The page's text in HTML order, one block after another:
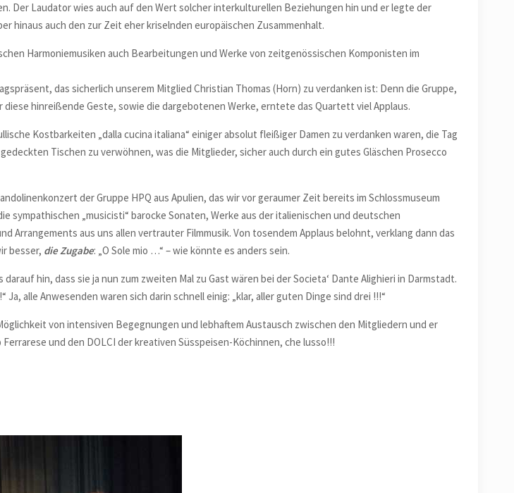
Der Laudator wies auch auf den Wert solcher interkulturellen Beziehungen hin und er legte der
hinaus auch den zur Zeit eher kriselnden europäischen Zusammenhalt.
Harmoniemusiken auch Bearbeitungen und Werke von zeitgenössischen Komponisten im
das sicherlich unserem Mitglied Christian Thomas (Horn) zu verdanken ist: Denn die Gruppe,
hinreißende Geste, sowie die dargebotenen Werke, erntete das Quartett viel Applaus.
Kostbarkeiten „dalla cucina italiana“ einiger absolut fleißiger Damen zu verdanken waren, die Tag
Tischen zu verwöhnen, was die Mitglieder, sicher auch durch ein gutes Gläschen Prosecco
der Gruppe HPQ aus Apulien, das wir vor geraumer Zeit bereits im Schlossmuseum
sympathischen „musicisti“ barocke Sonaten, Werke aus der italienischen und deutschen
Arrangements aus uns allen vertrauter Filmmusik. Von tosendem Applaus belohnt, verklang dann das
besser, die Zugabe: „O Sole mio …“ – wie könnte es anders sein.
hin, dass sie ja nun zum zweiten Mal zu Gast wären bei der Societa‘ Dante Alighieri in Darmstadt.
Ja, alle Anwesenden waren sich darin schnell einig: „klar, aller guten Dinge sind drei !!!“
von intensiven Begegnungen und lebhaftem Austausch zwischen den Mitgliedernund er
und den DOLCI der kreativen Süsspeisen-Köchinnen, che lusso!!!